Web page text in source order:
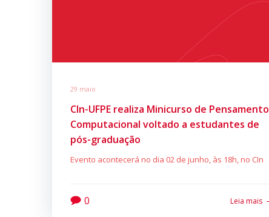
29 maio
CIn-UFPE realiza Minicurso de Pensamento
Computacional voltado a estudantes de
pós-graduação
Evento acontecerá no dia 02 de junho, às 18h, no CIn
0 Leia mais